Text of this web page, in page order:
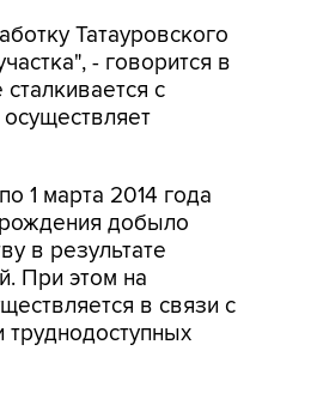
Татауровского
- говорится в
с
1 марта 2014 года
добыло
в результате
При этом на
в связи с
труднодоступных